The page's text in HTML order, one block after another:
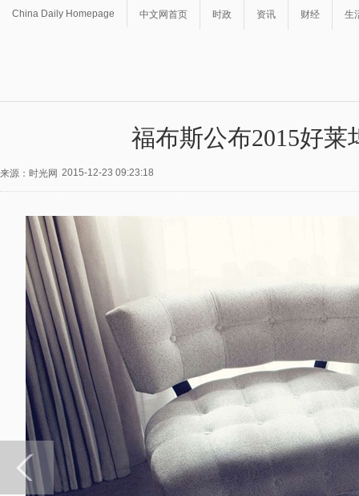
China Daily Homepage 中文网首页 时政 资讯 财经 生
福布斯公布2015好
来源：时光网 2015-12-23 09:23:18